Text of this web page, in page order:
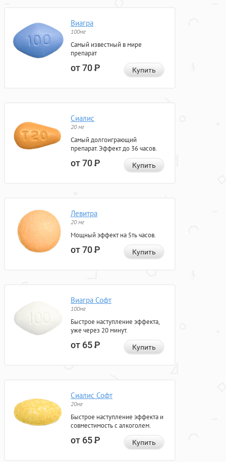
Виагра
100мг
Самый известный в мире
препарат
от 70Р Купить
Сиалис
20 мг
Самый долгоиграющий
препарат. Эффект до 36 часов.
от 70Р Купить
Левитра
20 мг
Мощный эффект на 5ть часов.
от 70Р Купить
Виагра Софт
100мг
Быстрое наступление эффекта,
уже через 20 минут.
от 65Р Купить
Сиалис Софт
20мг
Быстрое наступление эффекта и
совместимость с алкоголем.
от 65Р Купить